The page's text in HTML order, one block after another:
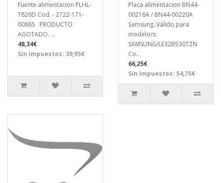
Fuente alimentacion PLHL-
T826D Cod. - 2722-171-
00865 PRODUCTO
AGOTADO. ..
48,34€
Sin impuestos: 39,95€
Placa alimentacion BN44-
00216A / BN44-00220A
Samsung..Válido para
modelo/s:
SAMSUNG/LE32B530TZN
Co..
66,25€
Sin impuestos: 54,75€